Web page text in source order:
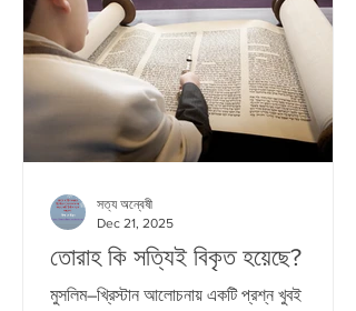
তোরাহ কি সত্যিই বিকৃত হয়েছে?
মুসলিম–খ্রিস্টান আলোচনায় একটি প্রশ্ন খুবই
সত্য অন্বেষী
Dec 21, 2025